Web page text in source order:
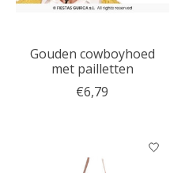
Gouden cowboyhoed
met pailletten
€6,79